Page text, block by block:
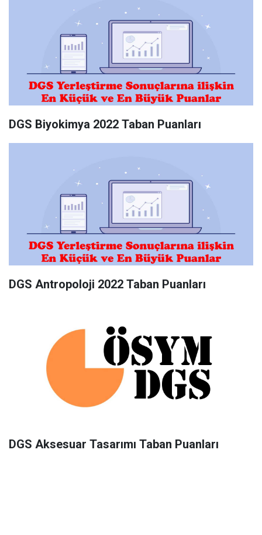
DGS Biyokimya 2022 Taban Puanları
DGS Antropoloji 2022 Taban Puanları
DGS Aksesuar Tasarımı Taban Puanları